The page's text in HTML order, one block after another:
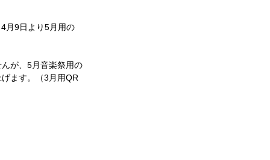
月9日より5月用の
が、5月音楽祭用の
ます。（3月用QR